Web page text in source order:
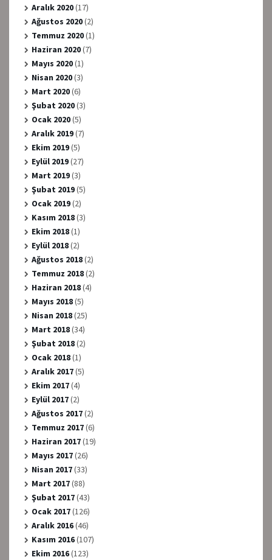
Aralık 2020(17)
Ağustos 2020(2)
Temmuz 2020(1)
Haziran 2020(7)
Mayıs 2020(1)
Nisan 2020(3)
Mart 2020(6)
Şubat 2020(3)
Ocak 2020(5)
Aralık 2019(7)
Ekim 2019(5)
Eylül 2019(27)
Mart 2019(3)
Şubat 2019(5)
Ocak 2019(2)
Kasım 2018(3)
Ekim 2018(1)
Eylül 2018(2)
Ağustos 2018(2)
Temmuz 2018(2)
Haziran 2018(4)
Mayıs 2018(5)
Nisan 2018(25)
Mart 2018(34)
Şubat 2018(2)
Ocak 2018(1)
Aralık 2017(5)
Ekim 2017(4)
Eylül 2017(2)
Ağustos 2017(2)
Temmuz 2017(6)
Haziran 2017(19)
Mayıs 2017(26)
Nisan 2017(33)
Mart 2017(88)
Şubat 2017(43)
Ocak 2017(126)
Aralık 2016(46)
Kasım 2016(107)
Ekim 2016(123)